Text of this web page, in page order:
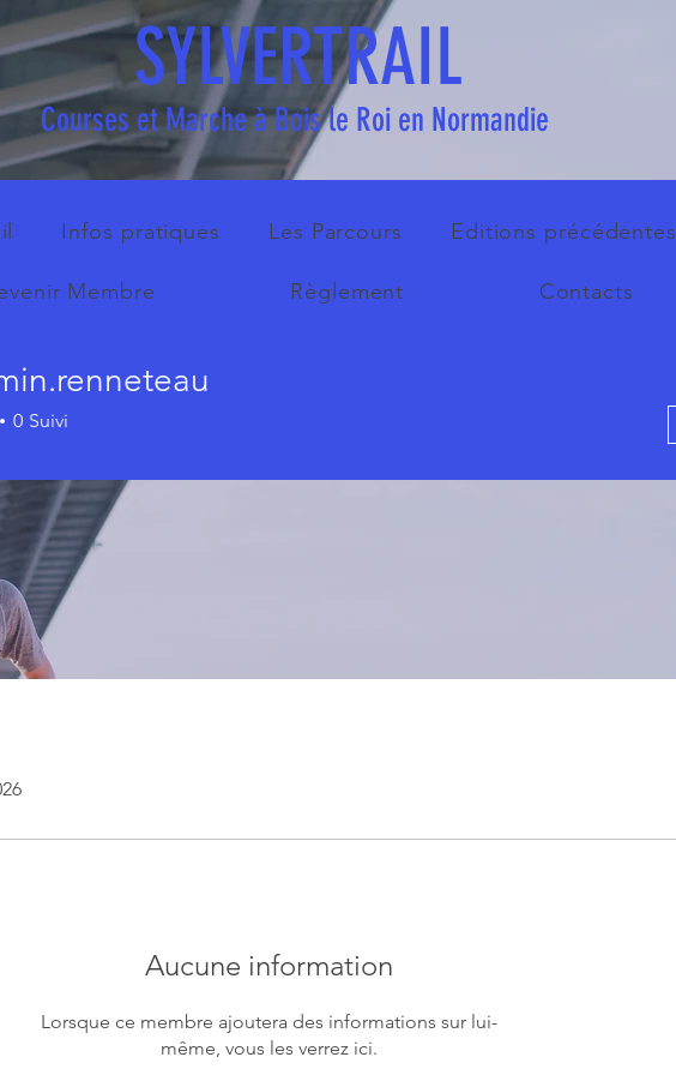
SYLVERTRAIL
Courses et Marche à Bois le Roi en Normandie
Infos pratiques Les Parcours Editions précédentes
Membre Règlement Contacts
Aucune information
Lorsque ce membre ajoutera des informations sur lui-
même, vous les verrez ici.
0 Suivi